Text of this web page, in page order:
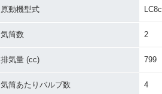
原動機型式 LC8c
気筒数 2
排気量 (cc) 799
気筒あたりバルブ数 4